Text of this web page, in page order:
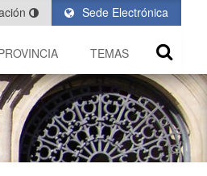
Sede Electrónica
TEMAS